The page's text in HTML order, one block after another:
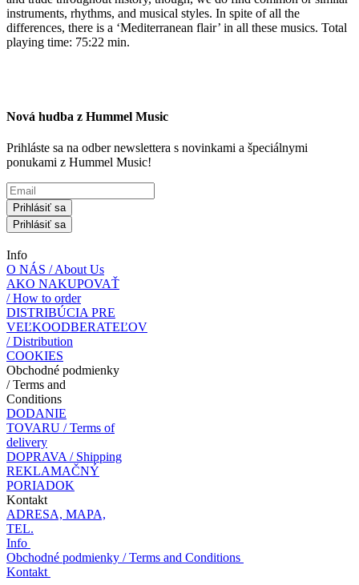
instruments, rhythms, and musical styles. In spite of all the
differences, there is a ‘Mediterranean flair’ in all these musics. Total
playing time: 75:22 min.
Nová hudba z Hummel Music
Prihláste sa na odber newslettera s novinkami a špeciálnymi
ponukami z Hummel Music!
Prihlásiť sa
Prihlásiť sa
Info
O NÁS / About Us
AKO NAKUPOVAŤ
/ How to order
DISTRIBÚCIA PRE
VEĽKOODBERATEĽOV
/ Distribution
COOKIES
Obchodné podmienky
/ Terms and
Conditions
DODANIE
TOVARU / Terms of
delivery
DOPRAVA / Shipping
REKLAMAČNÝ
PORIADOK
Kontakt
ADRESA, MAPA,
TEL.
Info
Obchodné podmienky / Terms and Conditions
Kontakt